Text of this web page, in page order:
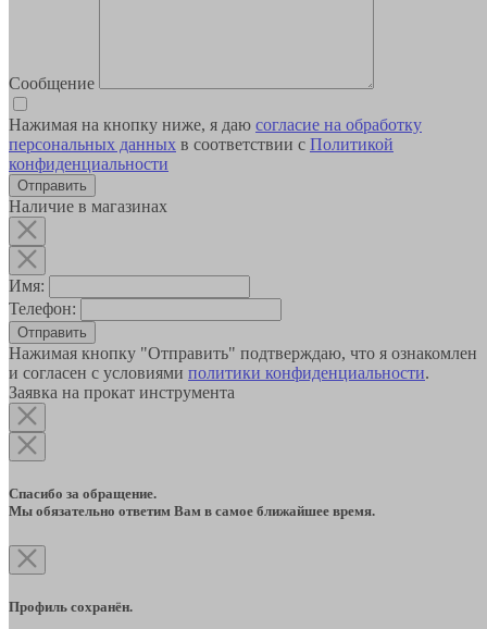
Сообщение
Нажимая на кнопку ниже, я даю согласие на обработку
персональных данных в соответствии с Политикой
конфиденциальности
Наличие в магазинах
Имя:
Телефон:
Отправить
Нажимая кнопку "Отправить" подтверждаю, что я ознакомлен
и согласен с условиями политики конфиденциальности.
Заявка на прокат инструмента
Спасибо за обращение.
Мы обязательно ответим Вам в самое ближайшее время.
Профиль сохранён.